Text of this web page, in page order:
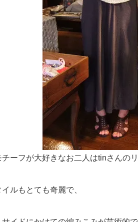
チーフが大好きなお二人はtinさんの
ルもとても奇麗で、